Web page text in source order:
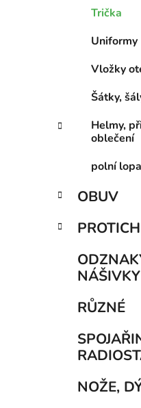
Trička
Uniformy
Vložky
Šátky,
Helmy,
oblečení
polní
OBUV
NÁŠIVKY
RŮZNÉ
NOŽE,